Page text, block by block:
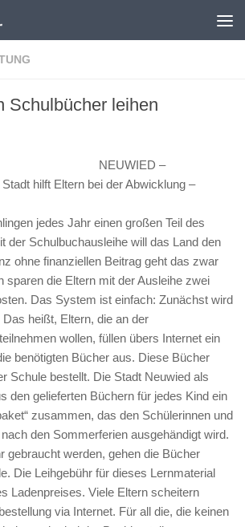
Schulbücher leihen
NEUWIED –
hilft Eltern bei der Abwicklung –
jedes Jahr einen großen Teil des
der Schulbuchausleihe will das Land den
ohne finanziellen Beitrag geht das zwar
sparen die Eltern mit der Ausleihe zwei
Das System ist einfach: Zunächst wird
heißt, Eltern, die an der
wollen, füllen übers Internet ein
benötigten Bücher aus. Diese Bücher
Schule bestellt. Die Stadt Neuwied als
den gelieferten Büchern für jedes Kind ein
zusammen, das den Schülerinnen und
den Sommerferien ausgehändigt wird.
gebraucht werden, gehen die Bücher
Die Leihgebühr für dieses Lernmaterial
Ladenpreises. Viele Eltern scheitern
via Internet. Für all die, die keinen